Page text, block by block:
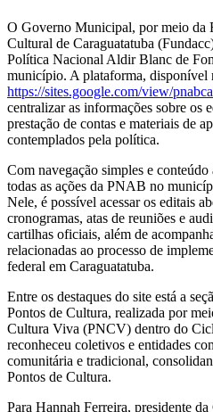
O Governo Municipal, por meio da
Cultural de Caraguatatuba
Política Nacional Aldir Blanc de
município. A plataforma, disponível
https://sites.google.com/view/
centralizar as informações sobre os
prestação de contas e materiais de
contemplados pela política.
Com navegação simples e
todas as ações da PNAB no
Nele, é possível acessar os editais
cronogramas, atas de reuniões e
cartilhas oficiais, além de
relacionadas ao processo de
federal em Caraguatatuba.
Entre os destaques do site está a
Pontos de Cultura, realizada por
Cultura Viva (PNCV) dentro do
reconheceu coletivos e entidades
comunitária e tradicional,
Pontos de Cultura.
Para Hannah Ferreira, presidente